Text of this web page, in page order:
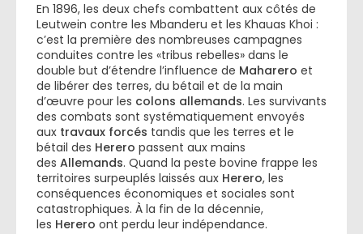
En 1896, les deux chefs combattent aux côtés de
Leutwein contre les Mbanderu et les Khauas Khoi :
c’est la première des nombreuses campagnes
conduites contre les «tribus rebelles» dans le
double but d’étendre l’influence de Maharero et
de libérer des terres, du bétail et de la main
d’œuvre pour les colons allemands. Les survivants
des combats sont systématiquement envoyés
aux travaux forcés tandis que les terres et le
bétail des Herero passent aux mains
des Allemands. Quand la peste bovine frappe les
territoires surpeuplés laissés aux Herero, les
conséquences économiques et sociales sont
catastrophiques. À la fin de la décennie,
les Herero ont perdu leur indépendance.